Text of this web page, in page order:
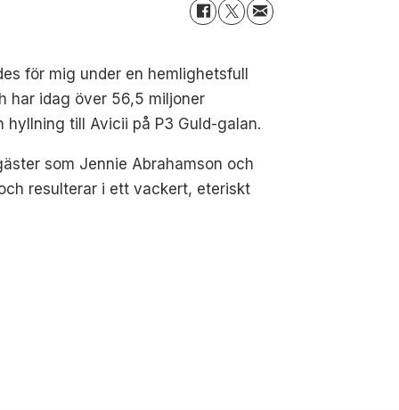
för mig under en hemlighetsfull
har idag över 56,5 miljoner
till Avicii på P3 Guld-galan.
som Jennie Abrahamson och
resulterar i ett vackert, eteriskt